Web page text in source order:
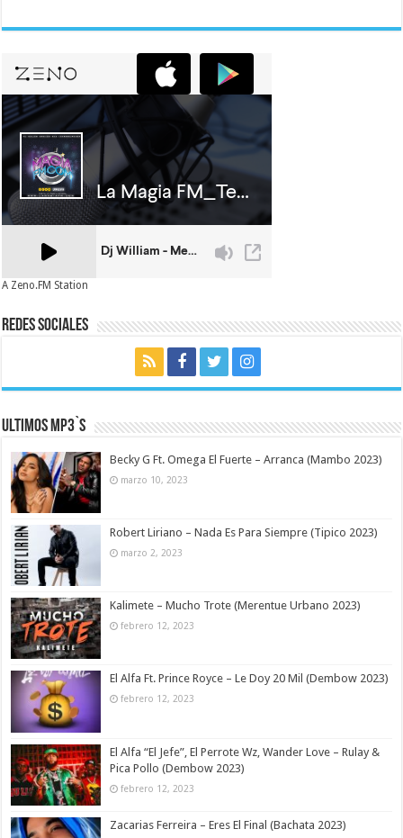
A Zeno.FM Station
Redes Sociales
Ultimos MP3`s
Becky G Ft. Omega El Fuerte – Arranca (Mambo 2023)
marzo 10, 2023
Robert Liriano – Nada Es Para Siempre (Tipico 2023)
marzo 2, 2023
Kalimete – Mucho Trote (Merentue Urbano 2023)
febrero 12, 2023
El Alfa Ft. Prince Royce – Le Doy 20 Mil (Dembow 2023)
febrero 12, 2023
El Alfa “El Jefe”, El Perrote Wz, Wander Love – Rulay &
Pica Pollo (Dembow 2023)
febrero 12, 2023
Zacarias Ferreira – Eres El Final (Bachata 2023)